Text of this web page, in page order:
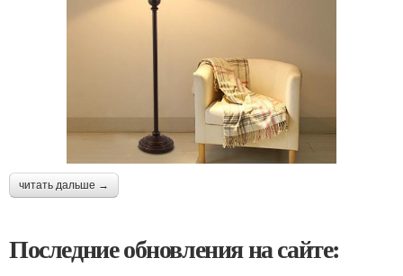
читать дальше →
Последние обновления на сайте: